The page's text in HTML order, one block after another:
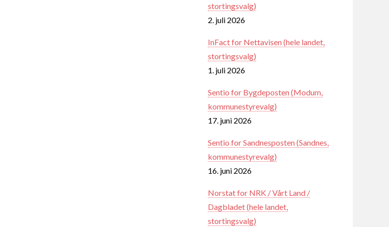
stortingsvalg)
2. juli 2026
InFact for Nettavisen (hele landet,
stortingsvalg)
1. juli 2026
Sentio for Bygdeposten (Modum,
kommunestyrevalg)
17. juni 2026
Sentio for Sandnesposten (Sandnes,
kommunestyrevalg)
16. juni 2026
Norstat for NRK / Vårt Land /
Dagbladet (hele landet,
stortingsvalg)